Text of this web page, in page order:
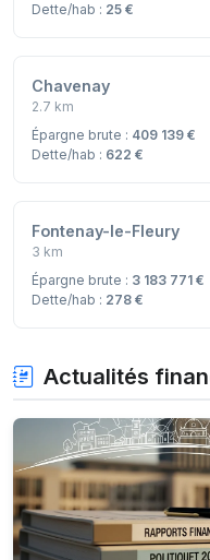
Dette/hab : 25 €
Chavenay
2.7 km
Épargne brute : 409 139 €
Dette/hab : 622 €
Fontenay-le-Fleury
3 km
Épargne brute : 3 183 771 €
Dette/hab : 278 €
Actualités